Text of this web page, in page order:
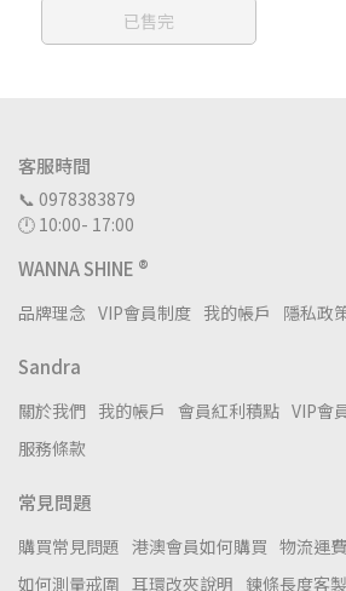
已售完
客服時間
📞 0978383879
🕛 10:00- 17:00
WANNA SHINE ®
品牌理念 VIP會員制度 我的帳戶 隱私政
Sandra
關於我們 我的帳戶 會員紅利積點 VIP會
服務條款
常見問題
購買常見問題 港澳會員如何購買 物流運
如何測量戒圍 耳環改夾說明 鍊條長度客製